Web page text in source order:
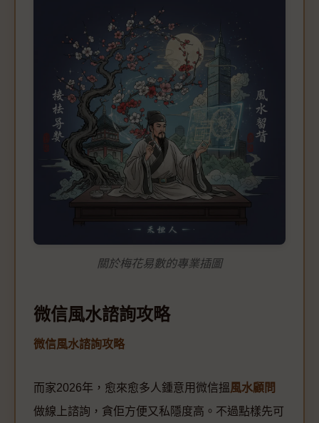
關於梅花易數的專業插圖
微信風水諮詢攻略
微信風水諮詢攻略
而家2026年，愈來愈多人鍾意用微信搵風水顧問
做線上諮詢，貪佢方便又私隱度高。不過點樣先可